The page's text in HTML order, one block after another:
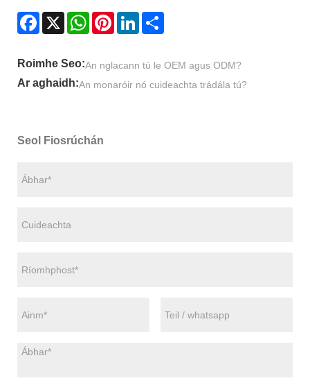
Facebook
X WhatsAppPinterestLinkedIn
Roimhe Seo:An nglacann tú le OEM agus ODM?
Ar aghaidh:An monaróir nó cuideachta trádála tú?
Seol Fiosrúchán